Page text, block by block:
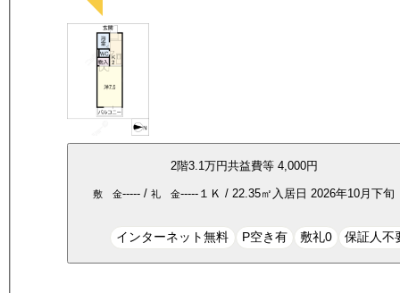
2階3.1万円共益費等 4,000円
敷 金----- /礼 金----- １Ｋ / 22.35㎡ 入居日 2026年10月下旬
インターネット無料 P空き有 敷礼0 保証人不